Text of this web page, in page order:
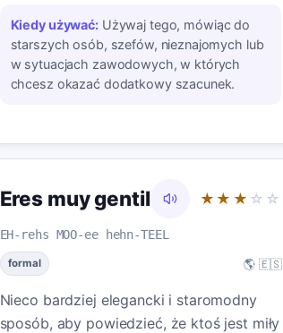
Kiedy używać: Używaj tego, mówiąc do
starszych osób, szefów, nieznajomych lub
w sytuacjach zawodowych, w których
chcesz okazać dodatkowy szacunek.
Eres muy gentil ★★★ ☆☆
EH-rehs MOO-ee hehn-TEEL
formal 🌎 🇪🇸
Nieco bardziej elegancki i staromodny
sposób, aby powiedzieć, że ktoś jest miły